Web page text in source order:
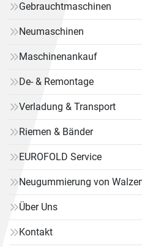
Gebrauchtmaschinen
Neumaschinen
Maschinenankauf
De- & Remontage
Verladung & Transport
Riemen & Bänder
EUROFOLD Service
Neugummierung von
Über Uns
Kontakt